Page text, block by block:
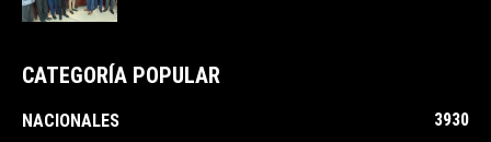
CATEGORÍA POPULAR
NACIONALES
3930